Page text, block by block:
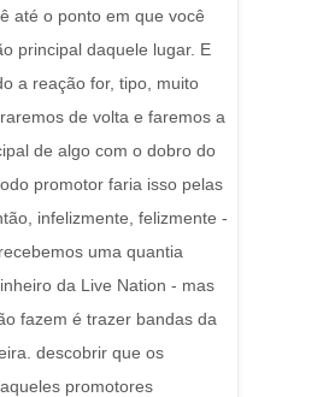
até o ponto em que você
principal daquele lugar. E
a reação for, tipo, muito
de volta e faremos a
de algo com o dobro do
promotor faria isso pelas
infelizmente, felizmente -
uma quantia
da Live Nation - mas
fazem é trazer bandas da
descobrir que os
promotores